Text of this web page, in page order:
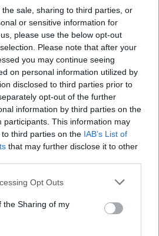
sale, sharing to third parties, or
or sensitive information for
please use the below opt-out
Please note that after your
you may continue seeing
on personal information utilized by
disclosed to third parties prior to
opt-out of the further
information by third parties on the
participants. This information may
third parties on the IAB’s List of
that may further disclose it to other
app uses one or more Google
usage behaviour. You may click to
Google and its third-party tags to
specified purposes in below Google
Opt Outs
the Sharing of my